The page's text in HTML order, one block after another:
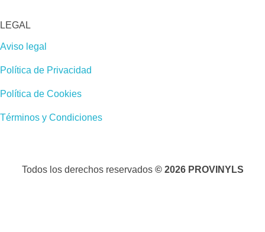
LEGAL
Aviso legal
Política de Privacidad
Política de Cookies
Términos y Condiciones
Todos los derechos reservados © 2026 PROVINYLS